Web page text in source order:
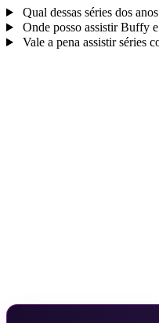
Qual dessas séries dos
Onde posso assistir Buffy
Vale a pena assistir séries